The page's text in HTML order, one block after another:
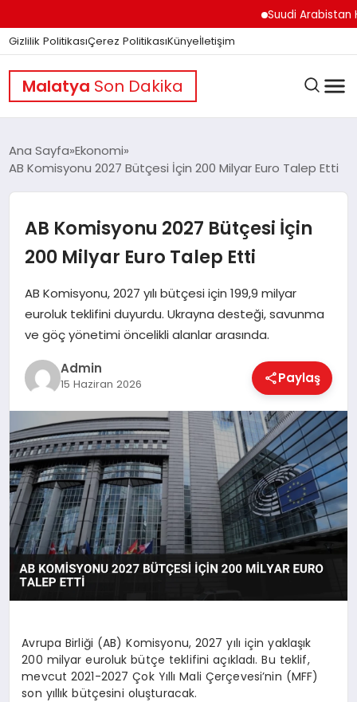
Suudi Arabistan
Gizlilik PolitikasıÇerez PolitikasıKünyeİletişim
Malatya Son Dakika
GÜNDEM
DÜNYA
EĞITIM
EKONOMI
MAGAZIN
SAĞLIK
SPOR
TEKNOLOJI
Ana Sayfa Ekonomi
AB Komisyonu 2027 Bütçesi İçin 200 Milyar Euro Talep Etti
AB Komisyonu 2027 Bütçesi İçin
200 Milyar Euro Talep Etti
AB Komisyonu, 2027 yılı bütçesi için 199,9 milyar
euroluk teklifini duyurdu. Ukrayna desteği, savunma
ve göç yönetimi öncelikli alanlar arasında.
Admin
15 Haziran 2026 Paylaş
Avrupa Birliği (AB) Komisyonu, 2027 yılı için yaklaşık
200 milyar euroluk bütçe teklifini açıkladı. Bu teklif,
mevcut 2021-2027 Çok Yıllı Mali Çerçevesi’nin (MFF)
son yıllık bütçesini oluşturacak.